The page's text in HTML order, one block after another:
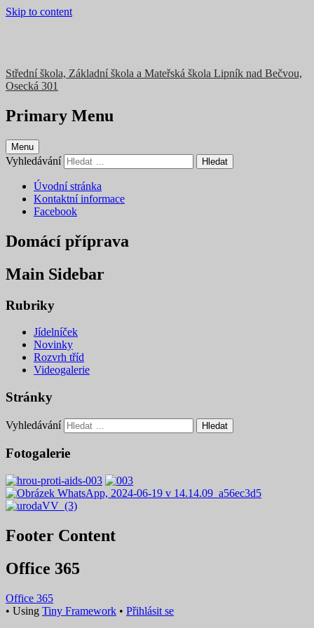
Skip to content
Střední škola, Základní škola a Mateřská škola Lipník nad Bečvou,
Osecká 301
Primary Menu
Menu
Vyhledávání
Úvodní stránka
Kontaktní informace
Facebook
Domácí příprava
Main Sidebar
Rubriky
Jídelníček
Novinky
Rozvrh tříd
Videogalerie
Stránky
Vyhledávání
Fotogalerie
Footer Content
Office 365
Office 365
• Using Tiny Framework • Přihlásit se